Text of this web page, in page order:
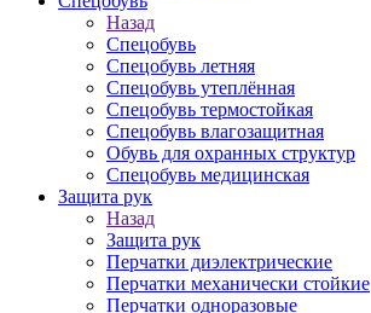
Назад
Спецобувь
Спецобувь летняя
Спецобувь утеплённая
Спецобувь термостойкая
Спецобувь влагозащитная
Обувь для охранных структур
Спецобувь медицинская
Защита рук
Назад
Защита рук
Перчатки диэлектрические
Перчатки механически стойкие
Перчатки одноразовые